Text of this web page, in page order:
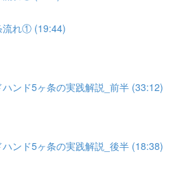
流れ① (19:44)
ンド5ヶ条の実践解説_前半 (33:12)
ンド5ヶ条の実践解説_後半 (18:38)